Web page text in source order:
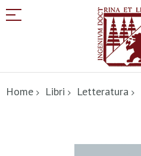
al
contenuto
Home Libri Letteratura